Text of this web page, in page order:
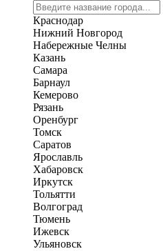
Краснодар
Нижний Новгород
Набережные Челны
Казань
Самара
Барнаул
Кемерово
Рязань
Оренбург
Томск
Саратов
Ярославль
Хабаровск
Иркутск
Тольятти
Волгоград
Тюмень
Ижевск
Ульяновск